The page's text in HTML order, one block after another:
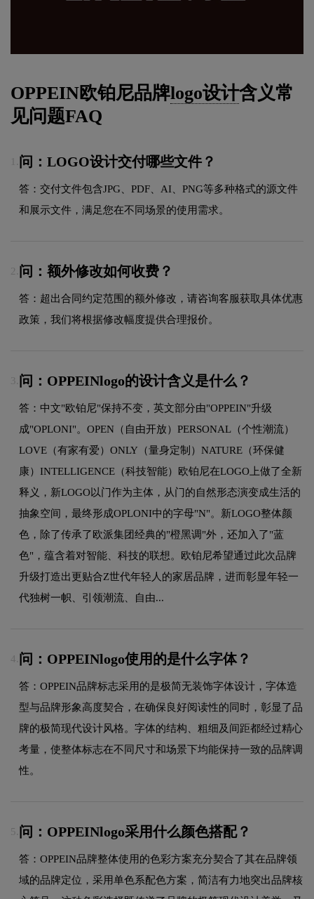
OPPEIN欧铂尼品牌logo设计含义常
见问题FAQ
问：LOGO设计交付哪些文件？
答：交付文件包含JPG、PDF、AI、PNG等多种格式的源文件
和展示文件，满足您在不同场景的使用需求。
2. 问：额外修改如何收费？
答：超出合同约定范围的额外修改，请咨询客服获取具体优惠
政策，我们将根据修改幅度提供合理报价。
3. 问：OPPEINlogo的设计含义是什么？
答：中文"欧铂尼"保持不变，英文部分由"OPPEIN"升级
成"OPLONI"。OPEN（自由开放）PERSONAL（个性潮流）
LOVE（有家有爱）ONLY（量身定制）NATURE（环保健
康）INTELLIGENCE（科技智能）欧铂尼在LOGO上做了全新
释义，新LOGO以门作为主体，从门的自然形态演变成生活的
抽象空间，最终形成OPLONI中的字母"N"。新LOGO整体颜
色，除了传承了欧派集团经典的"橙黑调"外，还加入了"蓝
色"，蕴含着对智能、科技的联想。欧铂尼希望通过此次品牌
升级打造出更贴合Z世代年轻人的家居品牌，进而彰显年轻一
代独树一帜、引领潮流、自由...
4. 问：OPPEINlogo使用的是什么字体？
答：OPPEIN品牌标志采用的是极简无装饰字体设计，字体造
型与品牌形象高度契合，在确保良好阅读性的同时，彰显了品
牌的极简现代设计风格。字体的结构、粗细及间距都经过精心
考量，使整体标志在不同尺寸和场景下均能保持一致的品牌调
性。
5. 问：OPPEINlogo采用什么颜色搭配？
答：OPPEIN品牌整体使用的色彩方案充分契合了其在品牌领
域的品牌定位，采用单色系配色方案，简洁有力地突出品牌核